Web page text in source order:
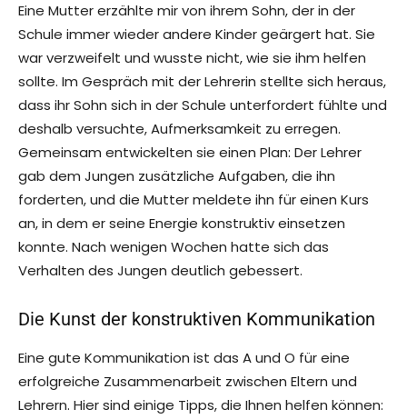
Eine Mutter erzählte mir von ihrem Sohn, der in der
Schule immer wieder andere Kinder geärgert hat. Sie
war verzweifelt und wusste nicht, wie sie ihm helfen
sollte. Im Gespräch mit der Lehrerin stellte sich heraus,
dass ihr Sohn sich in der Schule unterfordert fühlte und
deshalb versuchte, Aufmerksamkeit zu erregen.
Gemeinsam entwickelten sie einen Plan: Der Lehrer
gab dem Jungen zusätzliche Aufgaben, die ihn
forderten, und die Mutter meldete ihn für einen Kurs
an, in dem er seine Energie konstruktiv einsetzen
konnte. Nach wenigen Wochen hatte sich das
Verhalten des Jungen deutlich gebessert.
Die Kunst der konstruktiven Kommunikation
Eine gute Kommunikation ist das A und O für eine
erfolgreiche Zusammenarbeit zwischen Eltern und
Lehrern. Hier sind einige Tipps, die Ihnen helfen können: